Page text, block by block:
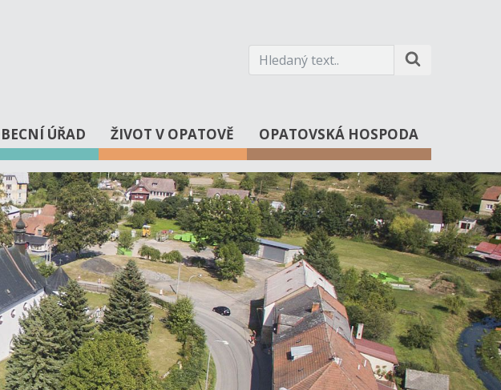
ÚŘAD ŽIVOT V OPATOVĚ OPATOVSKÁ HOSPODA